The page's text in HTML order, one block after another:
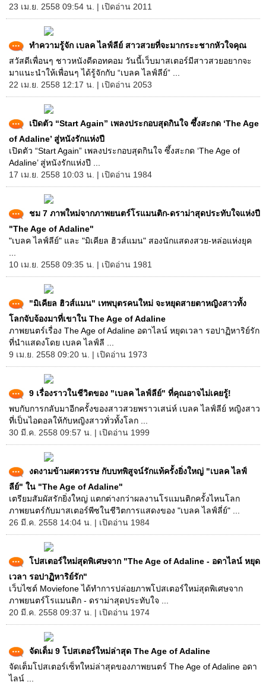
23 เม.ย. 2558 09:54 น. | เปิดอ่าน 2011
ทำความรู้จัก เบลค ไลฟ์ลีย์ สาวสวยที่จะมากระะชากหัวใจคุณ
สวัสดีเพื่อนๆ ชาวหนังดีดอทคอม วันนี้เว็บมาสเตอร์มีสาวสวยอยากจะ
มาแนะนำให้เพื่อนๆ ได้รู้จักกับ “เบลค ไลฟ์ลีย์” ...
22 เม.ย. 2558 12:17 น. | เปิดอ่าน 2053
เปิดตัว “Start Again” เพลงประกอบสุดกินใจ ซึ้งสะกด ‘The Age
of Adaline’ สู่หนังรักแห่งปี
เปิดตัว “Start Again” เพลงประกอบสุดกินใจ ซึ้งสะกด ‘The Age of
Adaline’ สู่หนังรักแห่งปี ...
17 เม.ย. 2558 10:03 น. | เปิดอ่าน 1984
ชม 7 ภาพใหม่จากภาพยนตร์โรแมนติก-ดราม่าสุดประทับใจแห่งปี
"The Age of Adaline"
"เบลค ไลฟ์ลีย์" และ "มิเคียล ฮิวส์แมน" สองนักแสดงสวย-หล่อแห่งยุค
10 เม.ย. 2558 09:35 น. | เปิดอ่าน 1981
"มิเคียล ฮิวส์แมน" เทพบุตรคนใหม่ จะหยุดสายตาหญิงสาวทั้ง
โลกจับจ้องมาที่เขาใน The Age of Adaline
ภาพยนตร์เรื่อง The Age of Adaline อดาไลน์ หยุดเวลา รอปาฏิหาริย์รัก
ที่นำแสดงโดย เบลค ไลฟ์ลี ...
9 เม.ย. 2558 09:20 น. | เปิดอ่าน 1973
9 เรื่องราวในชีวิตของ "เบลค ไลฟ์ลีย์" ที่คุณอาจไม่เคยรู้!
พบกับการกลับมาอีกครั้งของสาวสวยพราวเสน่ห์ เบลค ไลฟ์ลีย์ หญิงสาว
ที่เป็นไอดอลให้กับหญิงสาวทั่วทั้งโลก ...
30 มี.ค. 2558 09:57 น. | เปิดอ่าน 1999
งดงามข้ามศตวรรษ กับบทพิสูจน์รักแท้ครั้งยิ่งใหญ่ "เบลค ไลฟ์
ลีย์" ใน "The Age of Adaline"
เตรียมสัมผัสรักยิ่งใหญ่ แตกต่างกว่าผลงานโรแมนติกครั้งไหนโลก
ภาพยนตร์กับมาสเตอร์พีซในชีวิตการแสดงของ "เบลค ไลฟ์ลี่ย์" ...
26 มี.ค. 2558 14:04 น. | เปิดอ่าน 1984
โปสเตอร์ใหม่สุดพิเศษจาก "The Age of Adaline - อดาไลน์ หยุด
เวลา รอปาฏิหาริย์รัก"
เว็บไซต์ Moviefone ได้ทำการปล่อยภาพโปสเตอร์ใหม่สุดพิเศษจาก
ภาพยนตร์โรแมนติก - ดราม่าสุดประทับใจ ...
20 มี.ค. 2558 09:37 น. | เปิดอ่าน 1974
จัดเต็ม 9 โปสเตอร์ใหม่ล่าสุด The Age of Adaline
จัดเต็มโปสเตอร์เซ็ทใหม่ล่าสุดของภาพยนตร์ The Age of Adaline อดา
ไลน์ ...